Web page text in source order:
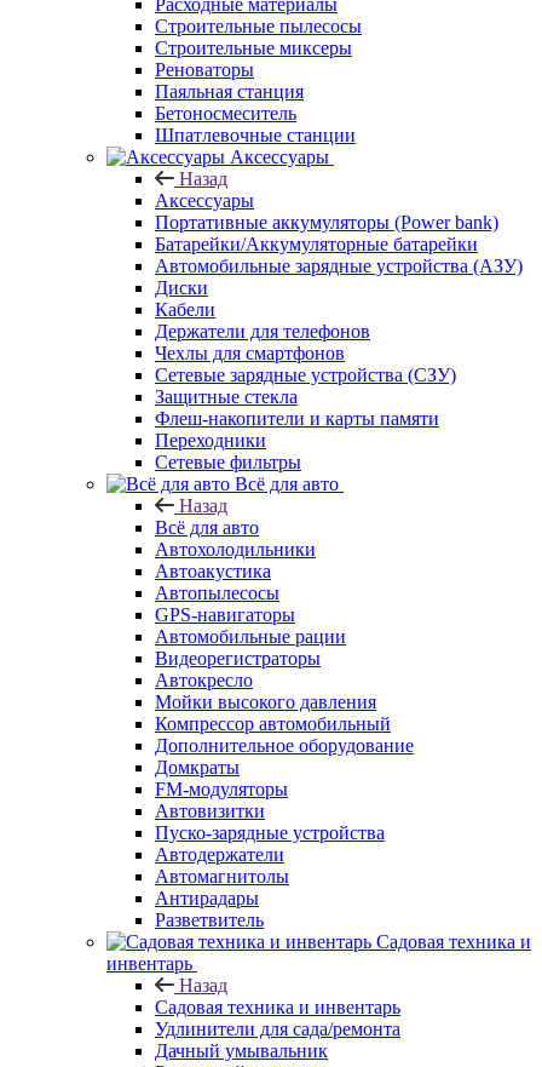
Расходные материалы
Строительные пылесосы
Строительные миксеры
Реноваторы
Паяльная станция
Бетоносмеситель
Шпатлевочные станции
Аксессуары
Назад
Аксессуары
Портативные аккумуляторы (Power bank)
Батарейки/Аккумуляторные батарейки
Автомобильные зарядные устройства (АЗУ)
Диски
Кабели
Держатели для телефонов
Чехлы для смартфонов
Сетевые зарядные устройства (СЗУ)
Защитные стекла
Флеш-накопители и карты памяти
Переходники
Сетевые фильтры
Всё для авто
Назад
Всё для авто
Автохолодильники
Автоакустика
Автопылесосы
GPS-навигаторы
Автомобильные рации
Видеорегистраторы
Автокресло
Мойки высокого давления
Компрессор автомобильный
Дополнительное оборудование
Домкраты
FM-модуляторы
Автовизитки
Пуско-зарядные устройства
Автодержатели
Автомагнитолы
Антирадары
Разветвитель
Садовая техника и
инвентарь
Назад
Садовая техника и инвентарь
Удлинители для сада/ремонта
Дачный умывальник